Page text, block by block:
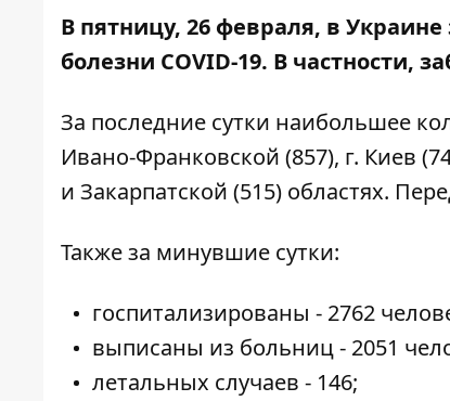
В пятницу, 26 февраля, в
болезни COVID-19. В частности,
За последние сутки наибольшее
Ивано-Франковской (857), г. Киев
и Закарпатской (515) областях.
Также за минувшие сутки:
госпитализированы - 2762
выписаны из больниц - 2051
летальных случаев - 146;